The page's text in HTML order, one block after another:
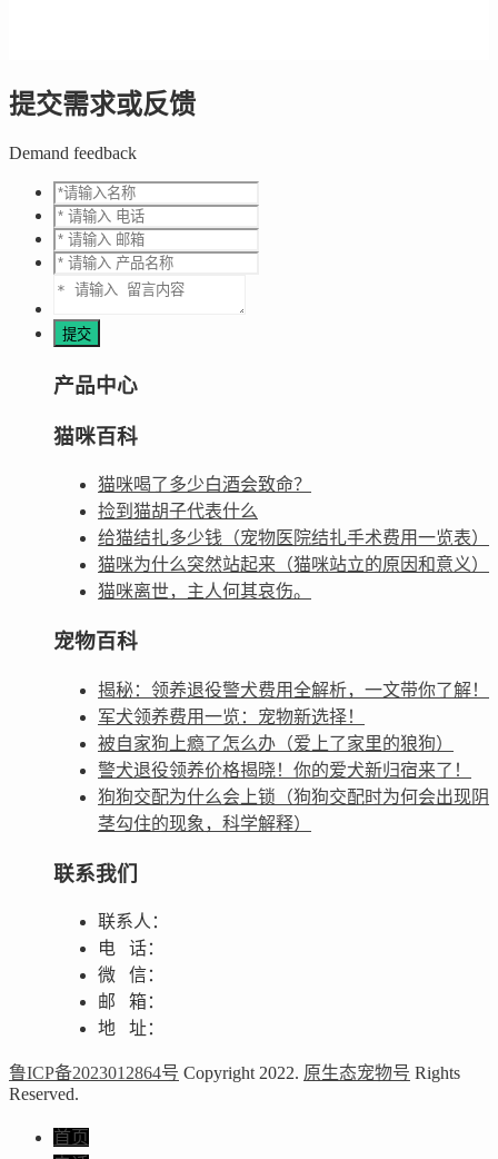
提交需求或反馈
Demand feedback
产品中心
猫咪百科
猫咪喝了多少白酒会致命？
捡到猫胡子代表什么
给猫结扎多少钱（宠物医院结扎手术费用一览表）
猫咪为什么突然站起来（猫咪站立的原因和意义）
猫咪离世，主人何其哀伤。
宠物百科
揭秘：领养退役警犬费用全解析，一文带你了解！
军犬领养费用一览：宠物新选择！
被自家狗上瘾了怎么办（爱上了家里的狼狗）
警犬退役领养价格揭晓！你的爱犬新归宿来了！
狗狗交配为什么会上锁（狗狗交配时为何会出现阴
茎勾住的现象，科学解释）
联系我们
联系人：
电 话：
微 信：
邮 箱：
地 址：
鲁ICP备2023012864号 Copyright 2022. 原生态宠物号 Rights
Reserved.
首页